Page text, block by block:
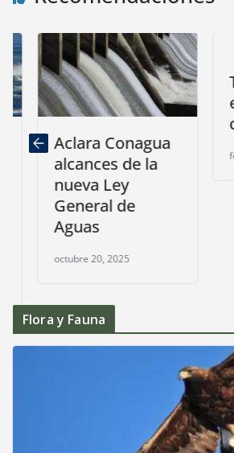
Aclara Conagua
alcances de la
nueva Ley
General de
Aguas
octubre 20, 2025
Flora y Fauna